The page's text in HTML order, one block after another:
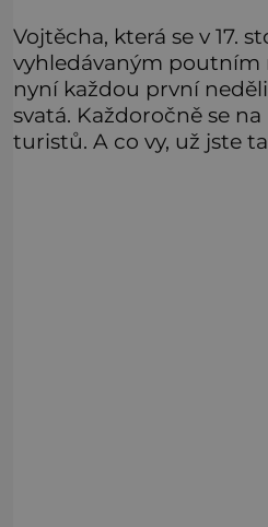
Vojtěcha, která se v 17.
vyhledávaným poutním
nyní každou první
svatá. Každoročně se
turistů. A co vy, už jste